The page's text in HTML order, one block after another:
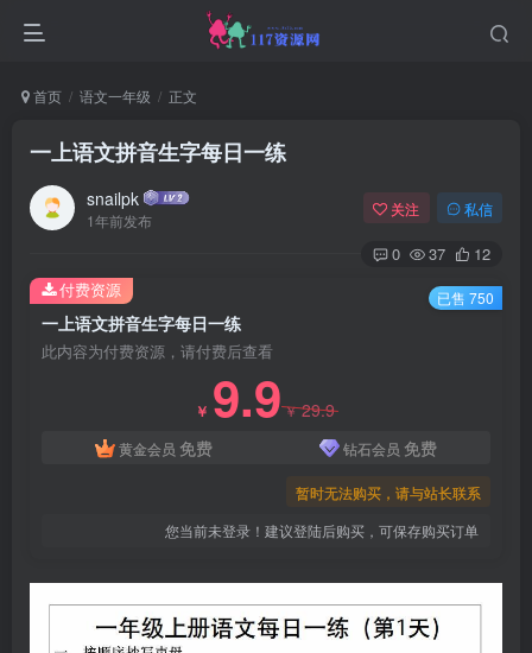
首页 语文一年级 正文
一上语文拼音生字每日一练
snailpk
1年前发布
关注 私信
0 37 12
一上语文拼音生字每日一练
此内容为付费资源，请付费后查看
￥ 9.9￥29.9
黄金会员 免费 钻石会员 免费
暂时无法购买，请与站长联系
您当前未登录！建议登陆后购买，可保存购买订单
付费资源 已售 750